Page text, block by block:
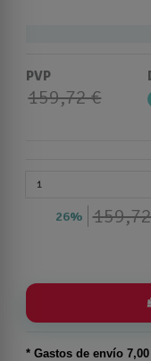
PVP
159,72 €
26%
* Gastos de envío